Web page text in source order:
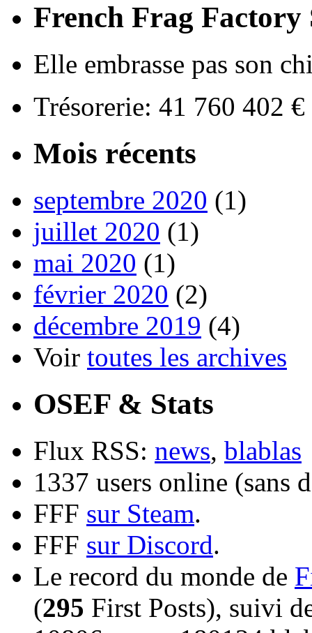
French Frag Factory
Elle embrasse pas son
Trésorerie: 41 760 402
Mois récents
septembre 2020 (1)
juillet 2020 (1)
mai 2020 (1)
février 2020 (2)
décembre 2019 (4)
Voir toutes les archives
OSEF & Stats
Flux RSS: news, blablas
1337 users online (sans
FFF sur Steam.
FFF sur Discord.
Le record du monde de
(295 First Posts), suivi